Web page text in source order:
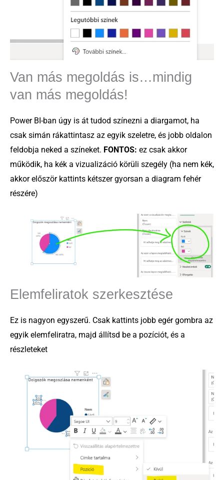
Van más megoldás is…mindig
van más megoldás!
Power BI-ban úgy is át tudod színezni a diargamot, ha
csak simán rákattintasz az egyik szeletre, és jobb oldalon
feldobja neked a színeket. FONTOS: ez csak akkor
működik, ha kék a vizualizáció körüli szegély (ha nem kék,
akkor először kattints kétszer gyorsan a diagram fehér
részére)
Elemfeliratok szerkesztése
Ez is nagyon egyszerű. Csak kattints jobb egér gombra az
egyik elemfeliratra, majd állítsd be a pozíciót, és a
részleteket